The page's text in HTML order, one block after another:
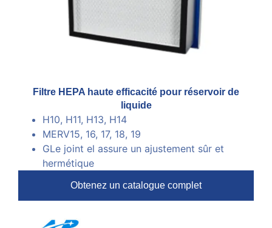
Filtre HEPA haute efficacité pour réservoir de
liquide
H10, H11, H13, H14
MERV15, 16, 17, 18, 19
GLe joint el assure un ajustement sûr et
hermétique
Obtenez un catalogue complet